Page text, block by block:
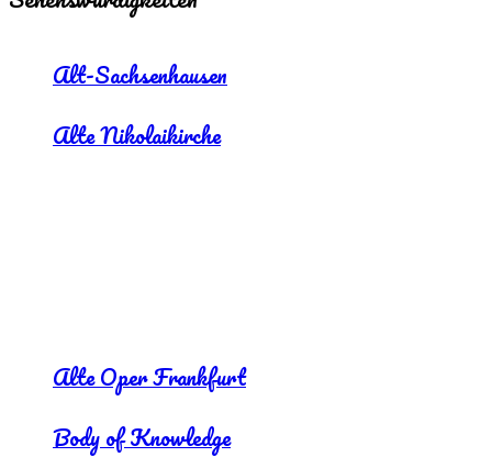
Alt-Sachsenhausen
Alte Nikolaikirche
Alte Oper Frankfurt
Body of Knowledge